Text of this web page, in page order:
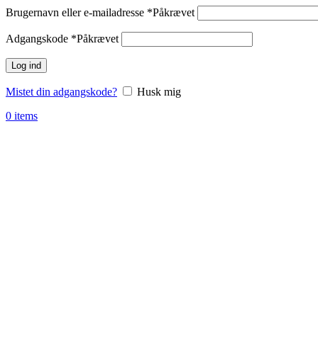
Brugernavn eller e-mailadresse *Påkrævet
Adgangskode *Påkrævet
Log ind
Mistet din adgangskode?
Husk mig
0 items